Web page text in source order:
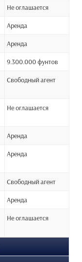
Не оглашается
Аренда
Аренда
9.300.000 фунтов
Свободный агент
Не оглашается
Аренда
Аренда
Свободный агент
Аренда
Не оглашается